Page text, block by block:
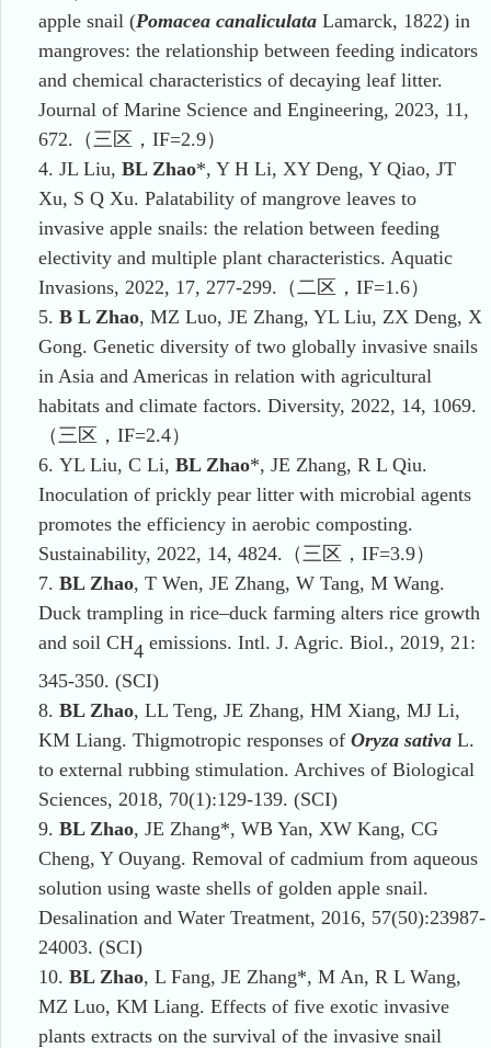
apple snail (Pomacea canaliculata Lamarck, 1822) in
mangroves: the relationship between feeding indicators
and chemical characteristics of decaying leaf litter.
Journal of Marine Science and Engineering, 2023, 11,
672. （三区 ，IF=2.9）
4. JL Liu, BL Zhao*, Y H Li, XY Deng, Y Qiao, JT
Xu, S Q Xu. Palatability of mangrove leaves to
invasive apple snails: the relation between feeding
electivity and multiple plant characteristics. Aquatic
Invasions, 2022, 17, 277-299. （二区 ， IF=1.6）
5. B L Zhao, MZ Luo, JE Zhang, YL Liu, ZX Deng, X
Gong. Genetic diversity of two globally invasive snails
in Asia and Americas in relation with agricultural
habitats and climate factors. Diversity, 2022, 14, 1069.
（三区 ， IF=2.4）
6. YL Liu, C Li, BL Zhao*, JE Zhang, R L Qiu.
Inoculation of prickly pear litter with microbial agents
promotes the efficiency in aerobic composting.
Sustainability, 2022, 14, 4824. （三区 ， IF=3.9）
7. BL Zhao, T Wen, JE Zhang, W Tang, M Wang.
Duck trampling in rice–duck farming alters rice growth
and soil CH4 emissions. Intl. J. Agric. Biol., 2019, 21:
345-350. (SCI)
8. BL Zhao, LL Teng, JE Zhang, HM Xiang, MJ Li,
KM Liang. Thigmotropic responses of Oryza sativa L.
to external rubbing stimulation. Archives of Biological
Sciences, 2018, 70(1):129-139. (SCI)
9. BL Zhao, JE Zhang*, WB Yan, XW Kang, CG
Cheng, Y Ouyang. Removal of cadmium from aqueous
solution using waste shells of golden apple snail.
Desalination and Water Treatment, 2016, 57(50):23987-
24003. (SCI)
10. BL Zhao, L Fang, JE Zhang*, M An, R L Wang,
MZ Luo, KM Liang. Effects of five exotic invasive
plants extracts on the survival of the invasive snail